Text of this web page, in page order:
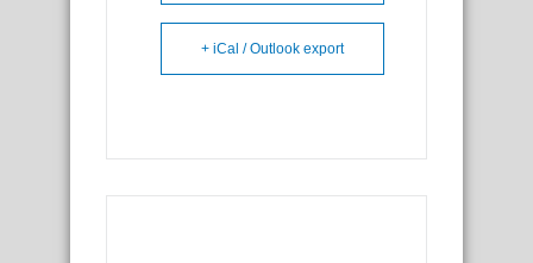
+ iCal / Outlook export